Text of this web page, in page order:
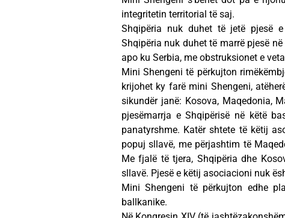
integritetin territorial të saj.
Shqipëria nuk duhet të jetë pjesë
Shqipëria nuk duhet të marrë pjesë
apo ku Serbia, me obstruksionet e
Mini Shengeni të përkujton
krijohet ky farë mini Shengeni,
sikundër janë: Kosova, Maqedonia,
pjesëmarrja e Shqipërisë në këtë
panatyrshme. Katër shtete të këtij
popuj sllavë, me përjashtim të
Me fjalë të tjera, Shqipëria dhe
sllavë. Pjesë e këtij asociacioni nuk
Mini Shengeni të përkujton edhe
ballkanike.